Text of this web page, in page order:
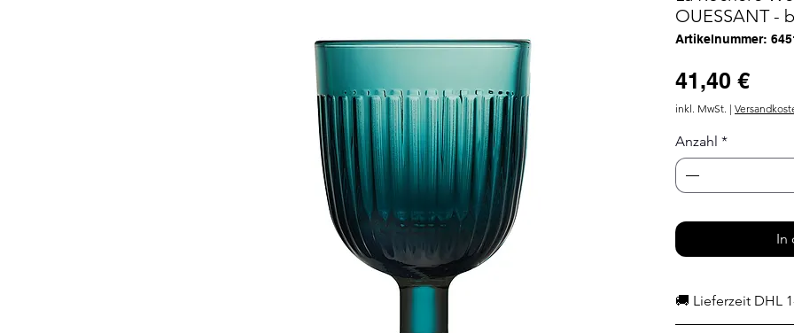
OUESSANT -
Artikelnummer:
41,40 €Preis
inkl. MwSt. |
Anzahl *
In
🚚 Lieferzeit DHL